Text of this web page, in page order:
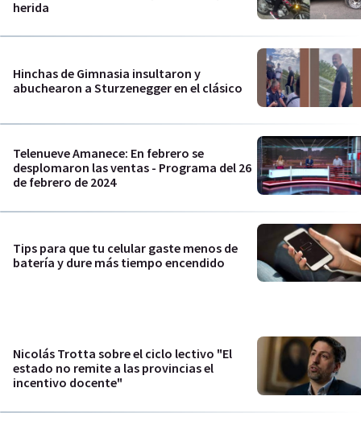
herida
Hinchas de Gimnasia insultaron y
abuchearon a Sturzenegger en el clásico
Telenueve Amanece: En febrero se
desplomaron las ventas - Programa del 26
de febrero de 2024
Tips para que tu celular gaste menos de
batería y dure más tiempo encendido
Nicolás Trotta sobre el ciclo lectivo "El
estado no remite a las provincias el
incentivo docente"